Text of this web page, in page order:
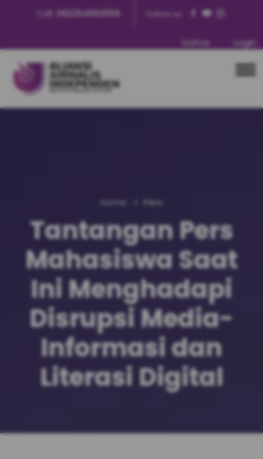
Call: 082254693556 Follow us:
Daftar Login
Home Pers
Tantangan Pers
Mahasiswa Saat
Ini Menghadapi
Disrupsi Media-
Informasi dan
Literasi Digital